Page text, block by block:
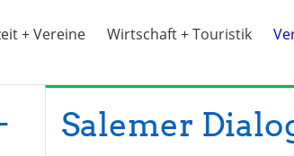
+ Vereine Wirtschaft + Touristik
Salemer